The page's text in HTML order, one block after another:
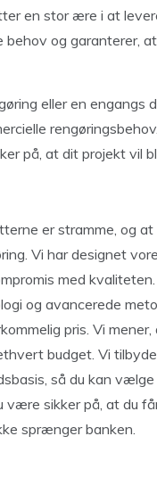
en stor ære i at
og garanterer,
eller en engangs
på, at dit projekt vil
er stramme, og
Vi har designet
med
og avancerede
pris. Vi
budget. Vi
så du kan
være sikker på, at du
sprænger banken.